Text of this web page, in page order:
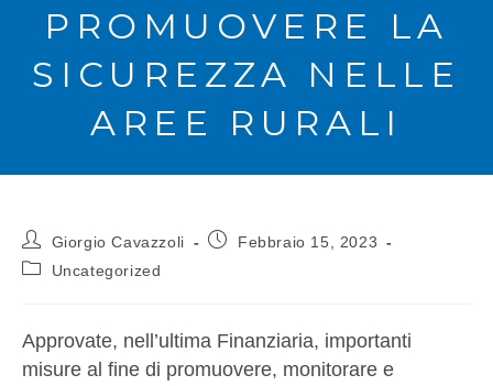
PROMUOVERE LA
SICUREZZA NELLE
AREE RURALI
Giorgio Cavazzoli
Febbraio 15, 2023
Uncategorized
Approvate, nell’ultima Finanziaria, importanti
misure al fine di promuovere, monitorare e